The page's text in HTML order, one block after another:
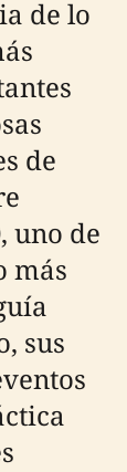
de lo
de
uno de
más
sus